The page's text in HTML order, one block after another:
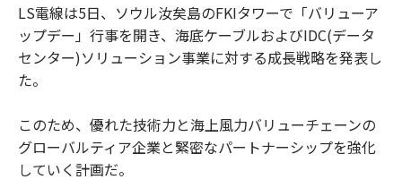
LS電線は5日、ソウル汝矣島のFKIタワーで「バリューア
ップデー」行事を開き、海底ケーブルおよびIDC(データ
センター)ソリューション事業に対する成長戦略を発表し
た。
このため、優れた技術力と海上風力バリューチェーンの
グローバルティア企業と緊密なパートナーシップを強化
していく計画だ。